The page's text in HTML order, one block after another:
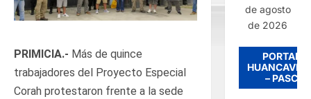
PRIMICIA.- Más de quince
trabajadores del Proyecto Especial
Corah protestaron frente a la sede
de agosto
de 2026
PORTADA
– PASCO